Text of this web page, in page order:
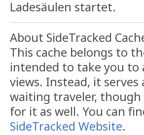
Ladesäulen startet.
About SideTracked
This cache belongs to
intended to take you to
views. Instead, it
waiting traveler, though
for it as well. You can
SideTracked Website.